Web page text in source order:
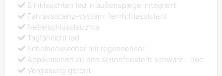
Blinkleuchten led in außenspiegel integriert
Fahrassistenz-system: fernlichtassistent
Nebelschlussleuchte
Tagfahrlicht led
Scheibenwischer mit regensensor
Applikationen an den seitenfenstern schwarz - hoc
Verglasung getönt